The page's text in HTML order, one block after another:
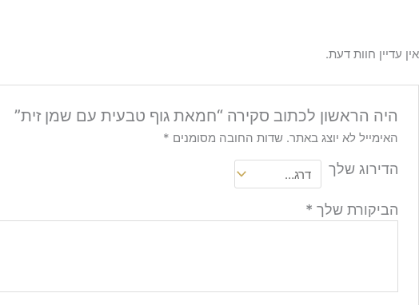
אין עדיין חוות דעת.
היה הראשון לכתוב סקירה “חמאת גוף טבעית עם שמן זית”
האימייל לא יוצג באתר. שדות החובה מסומנים *
הדירוג שלך
הביקורת שלך *